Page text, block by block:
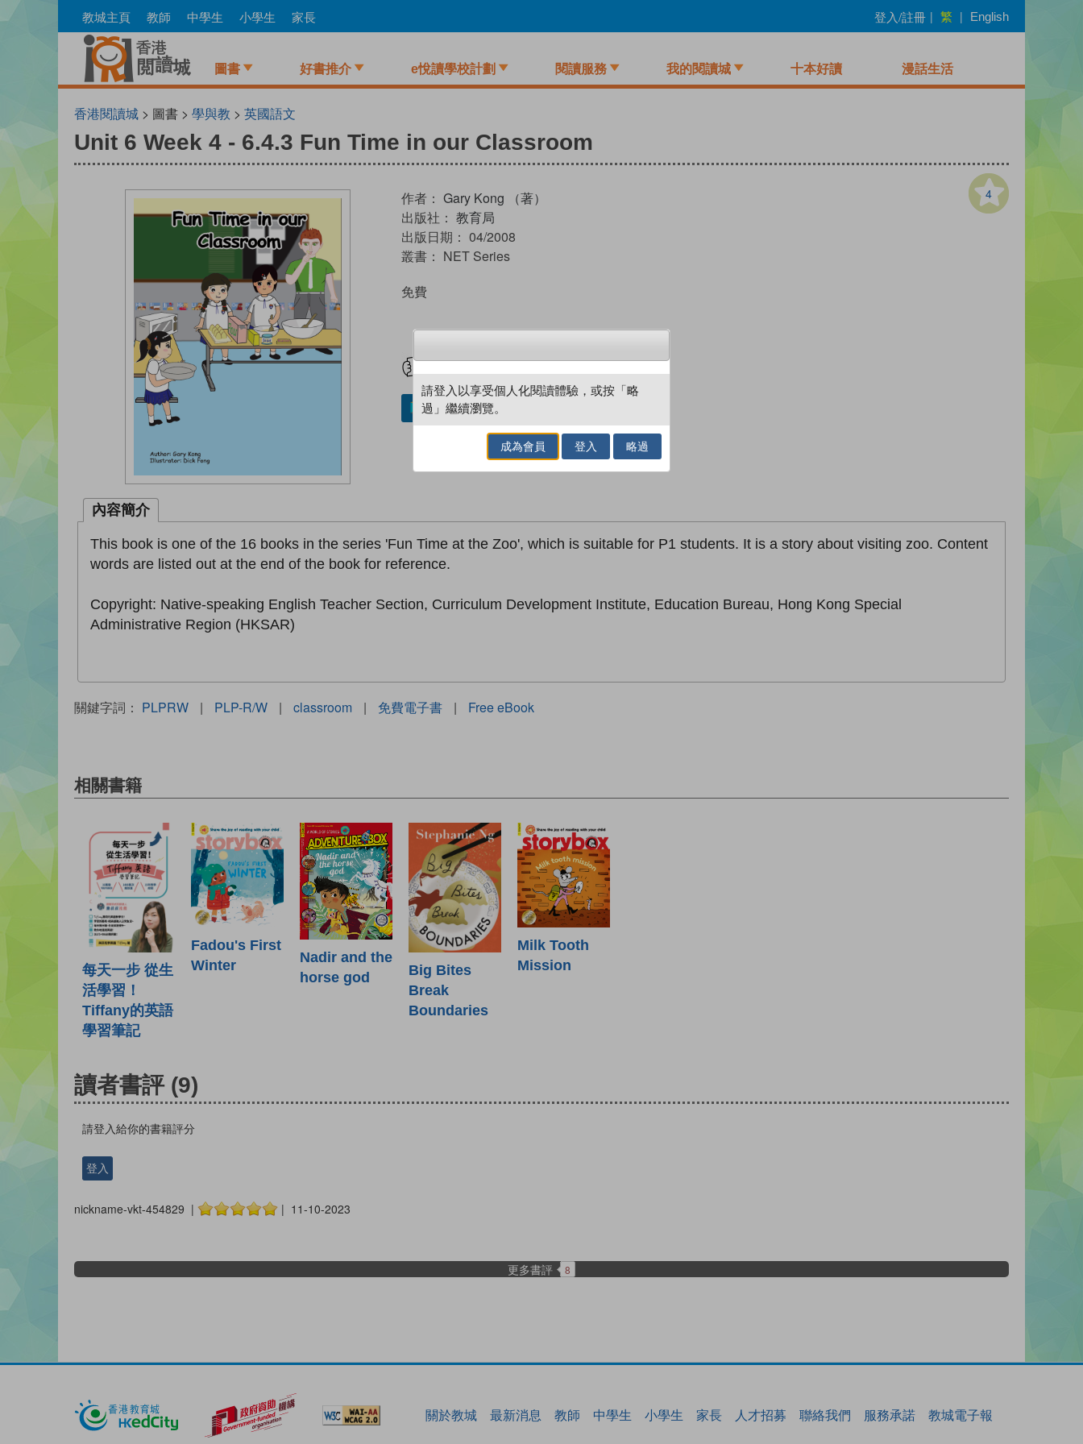
to
教城主頁 教師 中學生 小學生 家長 登入/註冊 | 繁 | English
圖書 好書推介 e悅讀學校計劃 閱讀服務 我的閱讀城 十本好讀 漫話生活
香港閱讀城 > 圖書 > 學與教 > 英國語文
Unit 6 Week 4 - 6.4.3 Fun Time in our Classroom
4
作者： Gary Kong （著）
出版社： 教育局
出版日期： 04/2008
叢書： NET Series
免費
加入／閱讀電子書
內容簡介
This book is one of the 16 books in the series 'Fun Time at the Zoo', which is suitable for P1 students. It is a story about visiting zoo. Content
words are listed out at the end of the book for reference.
Copyright: Native-speaking English Teacher Section, Curriculum Development Institute, Education Bureau, Hong Kong Special
Administrative Region (HKSAR)
關鍵字詞： PLPRW | PLP-R/W | classroom | 免費電子書 | Free eBook
相關書籍
每天一步 從生
活學習！
Tiffany的英語
學習筆記
Fadou's First
Winter
Nadir and the
horse god
Big Bites
Break
Boundaries
Milk Tooth
Mission
讀者書評 (9)
請登入給你的書籍評分
登入
nickname-vkt-454829 | | 11-10-2023
更多書評 8
關於教城 最新消息 教師 中學生 小學生 家長 人才招募 聯絡我們 服務承諾 教城電子報
請登入以享受個人化閱讀體驗，或按「略
過」繼續瀏覽。
成為會員 登入 略過